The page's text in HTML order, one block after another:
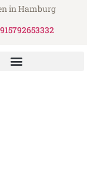
in Hamburg